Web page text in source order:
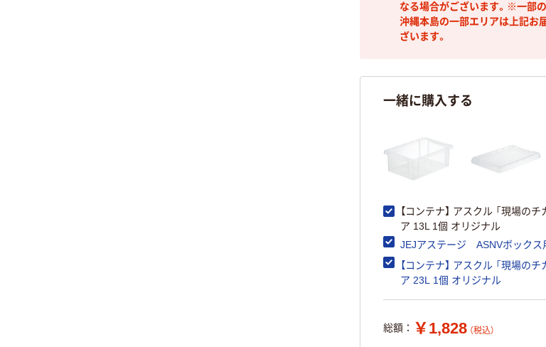
なる場合がございます。※一部の
沖縄本島の一部エリアは上記お
ざいます。
一緒に購入する
【コンテナ】 アスクル 「現場の
ア 13L 1個 オリジナル
JEJアステージ ASNVボッ
【コンテナ】 アスクル 「現場の
ア 23L 1個 オリジナル
総額： ￥1,828 （税込）